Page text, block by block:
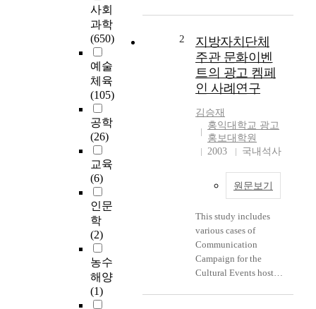
사회
과학
(650)
예술
체육
(105)
공학
(26)
교육
(6)
인문
학
(2)
농수
해양
(1)
통신을 이용한 음성,
화상통신 등 개인간
커뮤니케이션 수단의
중심이 On-Line으로
이동되고 더욱 진화된
형태로 발전하고 있
다. 개인간 커뮤니케
이션 공간의 발전은
앞으로도 그 끝을 예
속에서 우편통신에 있
비중은 날로 감소하고
있지만 DM(Direct
Marketing)을 통한 광
고홍보 매체로서의 새
로운 우표광고 기법을
2
지방자치단체
주관 문화이벤
트의 광고 켐페
인 사례연구
김승재
홍익대학교 광고
홍보대학원
2003
국내석사
원문보기
This study includes
various cases of
Communication
Campaign for the
Cultural Events hosted